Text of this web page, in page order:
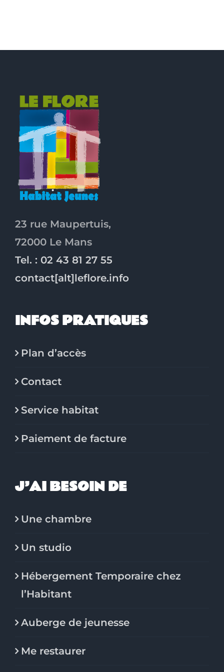
23 rue Maupertuis,
72000 Le Mans
Tel. : 02 43 81 27 55
contact[alt]leflore.info
INFOS PRATIQUES
Plan d’accès
Contact
Service habitat
Paiement de facture
J’AI BESOIN DE
Une chambre
Un studio
Hébergement Temporaire chez
l’Habitant
Auberge de jeunesse
Me restaurer